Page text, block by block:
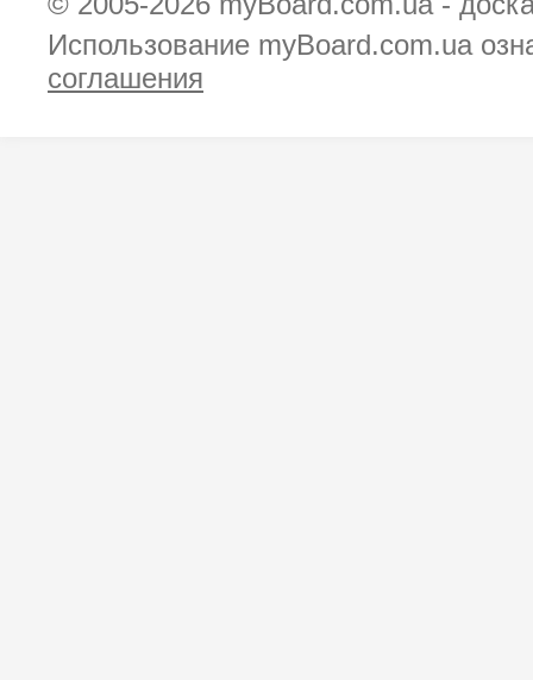
Использование myBoard.com.ua
соглашения